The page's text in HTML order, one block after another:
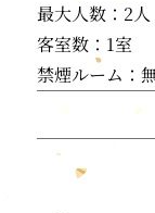
最大人数：2人
客室数：1室
禁煙ルーム：